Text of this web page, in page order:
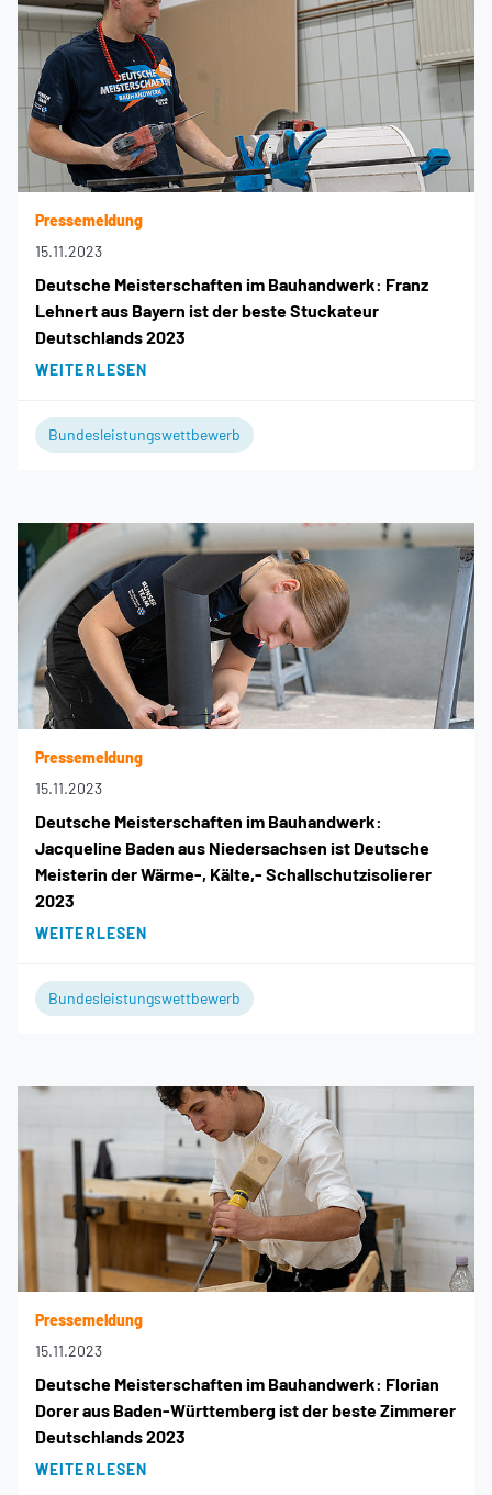
Pressemeldung
15.11.2023
Deutsche Meisterschaften im Bauhandwerk: Franz
Lehnert aus Bayern ist der beste Stuckateur
Deutschlands 2023
WEITERLESEN
Bundesleistungswettbewerb
Pressemeldung
15.11.2023
Deutsche Meisterschaften im Bauhandwerk:
Jacqueline Baden aus Niedersachsen ist Deutsche
Meisterin der Wärme-, Kälte,- Schallschutzisolierer
2023
WEITERLESEN
Bundesleistungswettbewerb
Pressemeldung
15.11.2023
Deutsche Meisterschaften im Bauhandwerk: Florian
Dorer aus Baden-Württemberg ist der beste Zimmerer
Deutschlands 2023
WEITERLESEN